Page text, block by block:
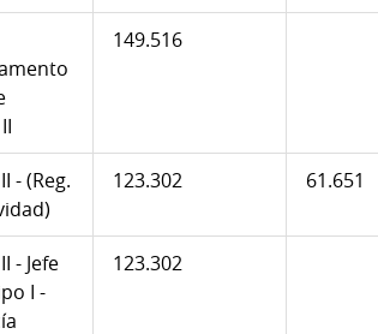
149.516
- (Reg.
123.302 61.651
- Jefe
I -
123.302